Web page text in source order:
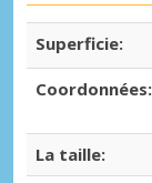
Superficie:
Coordonnées:
La taille: